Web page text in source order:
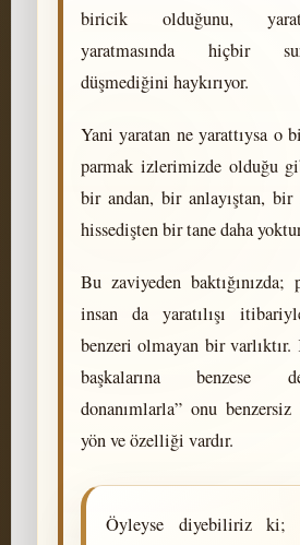
biricik olduğunu,
yaratmasında hiçbir
düşmediğini haykırıyor.
Yani yaratan ne yarattıysa o
parmak izlerimizde olduğu
bir andan, bir anlayıştan, bir
hissedişten bir tane daha
Bu zaviyeden
insan da yaratılışı
benzeri olmayan bir
başkalarına benzese
donanımlarla” onu
yön ve özelliği vardır.
Öyleyse diyebiliriz ki;